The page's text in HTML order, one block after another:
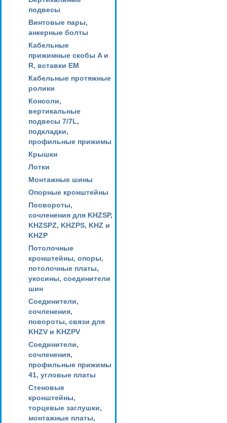
подвесы
Винтовые пары,
анкерные болты
Кабельные
прижимные скобы A и
R, вставки EM
Кабельные протяжные
ролики
Консоли,
вертикальные
подвесы 7/7L,
подкладки,
профильные прижимы
Крышки
Лотки
Монтажные шины
Опорные кронштейны
Поовороты,
сочленения для KHZSP,
KHZSPZ, KHZPS, KHZ и
KHZP
Потолочные
кронштейны, опоры,
потолочные платы,
укосины, соединители
шин
Соединители,
сочленения,
повороты, связи для
KHZV и KHZPV
Соединители,
сочленения,
профильные прижимы
41, угловые платы
Стеновые
кронштейны,
торцевые заглушки,
монтажные платы,